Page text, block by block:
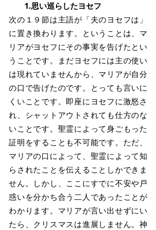
1.思い巡らしたヨセフ
次の１９節は主語が「夫のヨセフは」
に置き換わります。ということは、マ
リアがヨセフにその事実を告げたとい
うことです。まだヨセフには主の使い
は現れていませんから、マリアが自分
の口で告げたのです。とっても言いに
くいことです。即座にヨセフに激怒さ
れ、シャットアウトされても仕方のな
いことです。聖霊によって身ごもった
証明をすることも不可能です。ただ、
マリアの口によって、聖霊によって知
らされたことを伝えることしかできま
せん。しかし、ここにすでに不安や戸
惑いを分かち合う二人であったことが
わかります。マリアが言い出せずにい
たら、クリスマスは進展しません。神